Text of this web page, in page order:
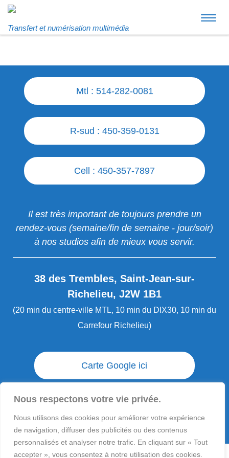
Nous respectons votre vie privée.
Nous utilisons des cookies pour améliorer votre expérience
de navigation, diffuser des publicités ou des contenus
personnalisés et analyser notre trafic. En cliquant sur « Tout
accepter », vous consentez à notre utilisation des cookies.
Aller au contenu
Transfert et numérisation multimédia
Mtl : 514-282-0081
R-sud : 450-359-0131
Cell : 450-357-7897
Il est très important de toujours prendre un
rendez-vous (semaine/fin de semaine - jour/soir)
à nos studios afin de mieux vous servir.
38 des Trembles, Saint-Jean-sur-
Richelieu, J2W 1B1
(20 min du centre-ville MTL, 10 min du DIX30, 10 min du
Carrefour Richelieu)
Carte Google ici
Envoi / livraison des commandes
Questions ?